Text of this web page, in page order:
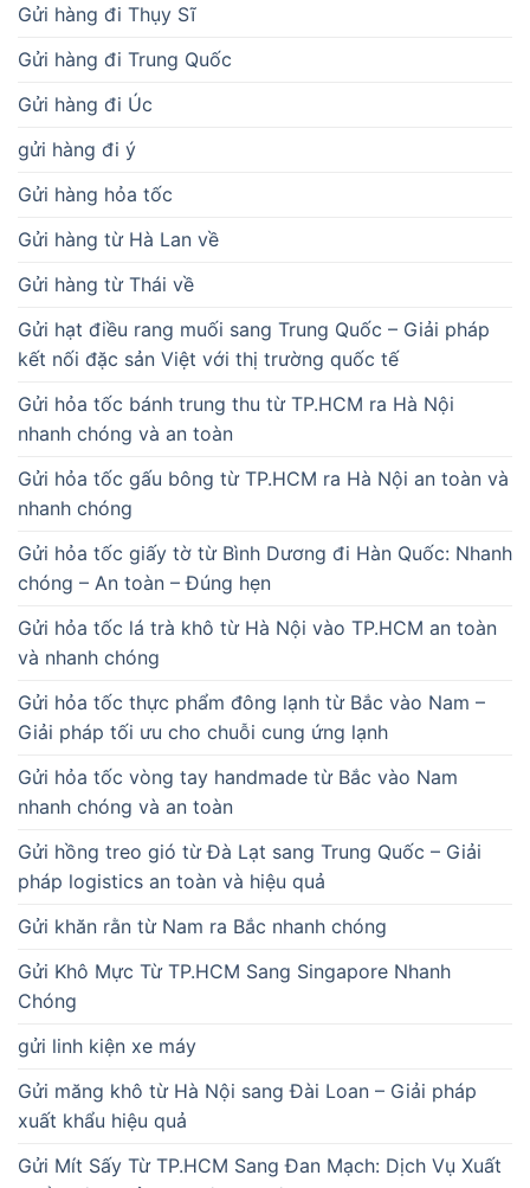
Gửi hàng đi Thụy Sĩ
Gửi hàng đi Trung Quốc
Gửi hàng đi Úc
gửi hàng đi ý
Gửi hàng hỏa tốc
Gửi hàng từ Hà Lan về
Gửi hàng từ Thái về
Gửi hạt điều rang muối sang Trung Quốc – Giải pháp
kết nối đặc sản Việt với thị trường quốc tế
Gửi hỏa tốc bánh trung thu từ TP.HCM ra Hà Nội
nhanh chóng và an toàn
Gửi hỏa tốc gấu bông từ TP.HCM ra Hà Nội an toàn và
nhanh chóng
Gửi hỏa tốc giấy tờ từ Bình Dương đi Hàn Quốc: Nhanh
chóng – An toàn – Đúng hẹn
Gửi hỏa tốc lá trà khô từ Hà Nội vào TP.HCM an toàn
và nhanh chóng
Gửi hỏa tốc thực phẩm đông lạnh từ Bắc vào Nam –
Giải pháp tối ưu cho chuỗi cung ứng lạnh
Gửi hỏa tốc vòng tay handmade từ Bắc vào Nam
nhanh chóng và an toàn
Gửi hồng treo gió từ Đà Lạt sang Trung Quốc – Giải
pháp logistics an toàn và hiệu quả
Gửi khăn rằn từ Nam ra Bắc nhanh chóng
Gửi Khô Mực Từ TP.HCM Sang Singapore Nhanh
Chóng
gửi linh kiện xe máy
Gửi măng khô từ Hà Nội sang Đài Loan – Giải pháp
xuất khẩu hiệu quả
Gửi Mít Sấy Từ TP.HCM Sang Đan Mạch: Dịch Vụ Xuất